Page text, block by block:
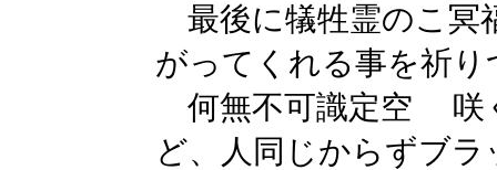
最後に犠牲霊のこ冥
がってくれる事を祈
何無不可識定空 咲
ど、人同じからずブ